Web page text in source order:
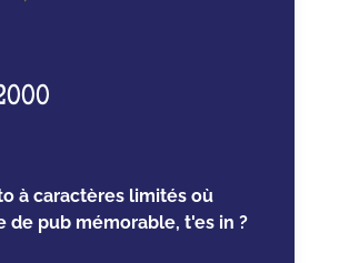
à caractères limités où
pub mémorable, t'es in ?